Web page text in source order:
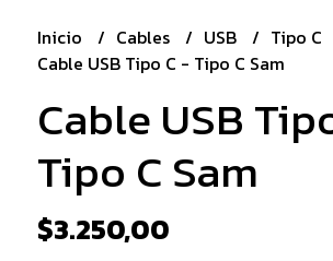
Inicio Cables USB
Tipo C
Cable USB Tipo C - Tipo C Sam
Cable USB
Tipo C Sam
$3.250,00